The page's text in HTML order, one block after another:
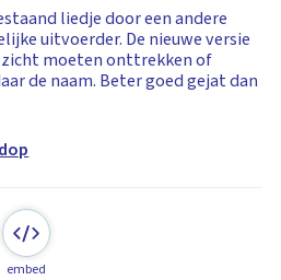
liedje door een andere
uitvoerder. De nieuwe versie
moeten onttrekken of
de naam. Beter goed gejat dan
embed